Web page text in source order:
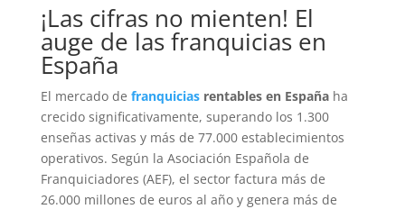
¡Las cifras no mienten! El
auge de las franquicias en
España
El mercado de franquiciasrentables en Españaha
crecido significativamente, superando los 1.300
enseñas activas y más de 77.000 establecimientos
operativos. Según la Asociación Española de
Franquiciadores (AEF), el sector factura más de
26.000 millones de euros al año y genera más de